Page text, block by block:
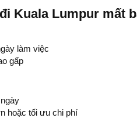
Kuala Lumpur mất
làm việc
gấp
hoặc tối ưu chi phí